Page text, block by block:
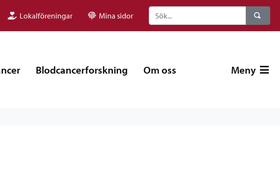
Lokalföreningar Mina sidor
Blodcancerforskning Om oss Meny